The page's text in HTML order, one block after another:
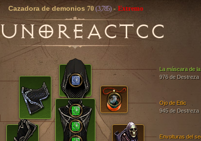
Cazadora de demonios 70 (3,785) - Extremo
UNOREACTCC
La máscara de
976 de Destreza
Envolturas del
Ojo de Etlic
945 de Destreza